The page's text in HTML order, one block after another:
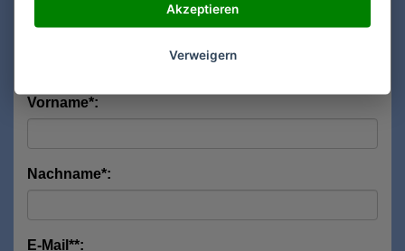
Anrede*:
Vorname*:
Nachname*:
E-Mail**:
Akzeptieren
Verweigern